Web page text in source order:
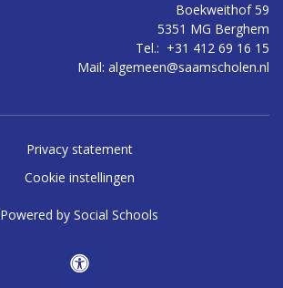
Boekweithof 59
5351 MG Berghem
Tel.: +31 412 69 16 15
Mail: algemeen@saamscholen.nl
Privacy statement
Cookie instellingen
Powered by Social Schools